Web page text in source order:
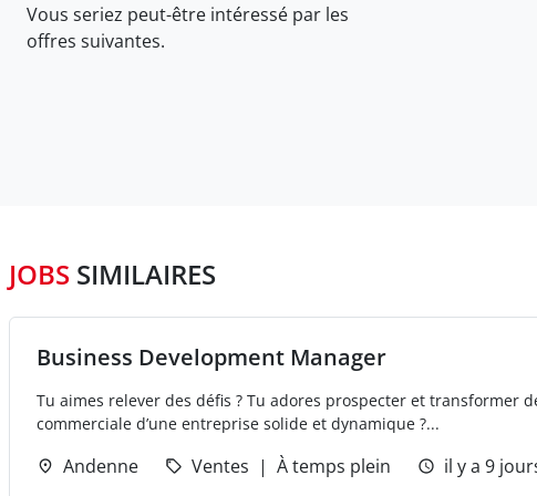
Vous seriez peut-être intéressé par les
offres suivantes.
JOBS SIMILAIRES
Business Development Manager
Tu aimes relever des défis ? Tu adores prospecter et transformer
commerciale d’une entreprise solide et dynamique ?...
Andenne Ventes À temps plein il y a 9